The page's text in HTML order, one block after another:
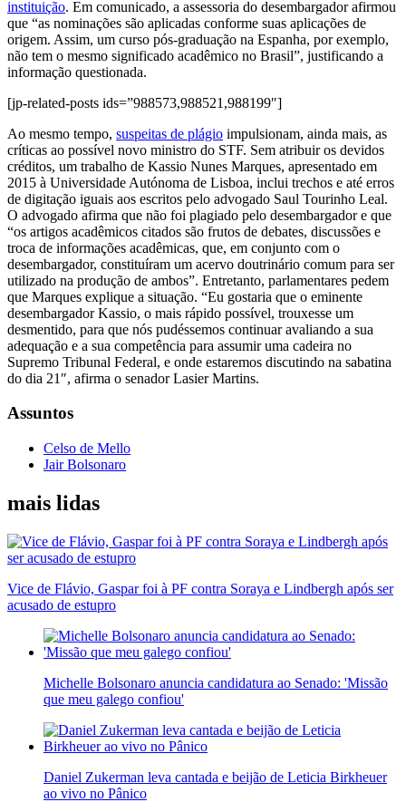
instituição. Em comunicado, a assessoria do desembargador afirmou
que “as nominações são aplicadas conforme suas aplicações de
origem. Assim, um curso pós-graduação na Espanha, por exemplo,
não tem o mesmo significado acadêmico no Brasil”, justificando a
informação questionada.
[jp-related-posts ids=”988573,988521,988199″]
Ao mesmo tempo, suspeitas de plágio impulsionam, ainda mais, as
críticas ao possível novo ministro do STF. Sem atribuir os devidos
créditos, um trabalho de Kassio Nunes Marques, apresentado em
2015 à Universidade Autónoma de Lisboa, inclui trechos e até erros
de digitação iguais aos escritos pelo advogado Saul Tourinho Leal.
O advogado afirma que não foi plagiado pelo desembargador e que
“os artigos acadêmicos citados são frutos de debates, discussões e
troca de informações acadêmicas, que, em conjunto com o
desembargador, constituíram um acervo doutrinário comum para ser
utilizado na produção de ambos”. Entretanto, parlamentares pedem
que Marques explique a situação. “Eu gostaria que o eminente
desembargador Kassio, o mais rápido possível, trouxesse um
desmentido, para que nós pudéssemos continuar avaliando a sua
adequação e a sua competência para assumir uma cadeira no
Supremo Tribunal Federal, e onde estaremos discutindo na sabatina
do dia 21″, afirma o senador Lasier Martins.
Assuntos
Celso de Mello
Jair Bolsonaro
mais lidas
Vice de Flávio, Gaspar foi à PF contra Soraya e Lindbergh após ser
acusado de estupro
Michelle Bolsonaro anuncia candidatura ao Senado: 'Missão
que meu galego confiou'
Daniel Zukerman leva cantada e beijão de Leticia Birkheuer
ao vivo no Pânico